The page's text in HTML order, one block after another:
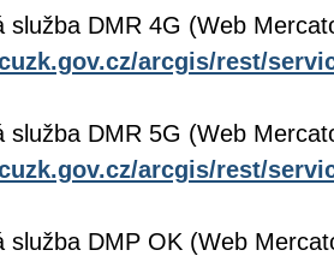
služba DMR 4G (Web
arcgis/rest/
služba DMR 5G (Web
arcgis/rest/
služba DMP OK (Web